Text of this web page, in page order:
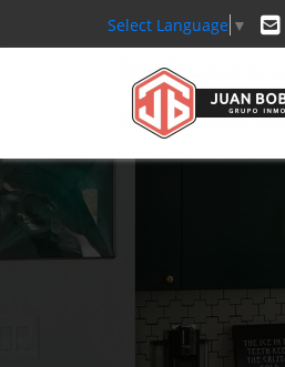
Select Language ▼